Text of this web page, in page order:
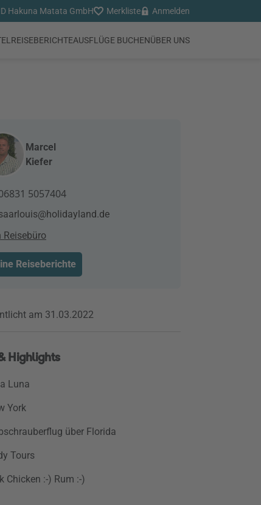
Hakuna Matata GmbH Merkliste Anmelden
REISEBERICHTEAUSFLÜGE BUCHENÜBER UNS
Marcel
Kiefer
5057404
Reisebüro
Reiseberichte
am 31.03.2022
Highlights
Luna
York
über Florida
Tours
Chicken :-) Rum :-)